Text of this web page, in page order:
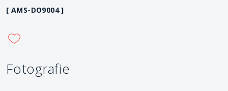
[ AMS-DO9004 ]
Fotografie